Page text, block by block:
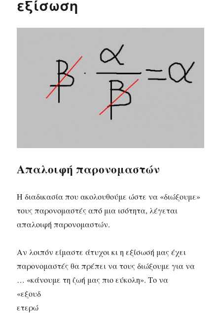
εξίσωση
Απαλοιφή παρονομαστών
Η διαδικασία που ακολουθούμε ώστε να «διώξουμε»
τους παρονομαστές από μια ισότητα, λέγεται
απαλοιφή παρονομαστών.
Αν λοιπόν είμαστε άτυχοι κι η εξίσωσή μας έχει
παρονομαστές θα πρέπει να τους διώξουμε για να
… «κάνουμε τη ζωή μας πιο εύκολη». Το να
«εξουδ
ετερώ